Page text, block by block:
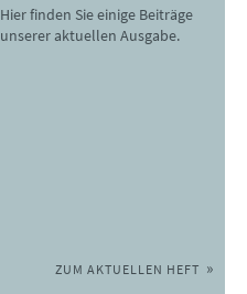
Hier finden Sie einige Beiträge
unserer aktuellen Ausgabe.
ZUM AKTUELLEN HEFT